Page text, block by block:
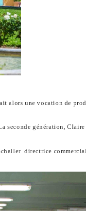
alors une vocation de
seconde génération,
directrice